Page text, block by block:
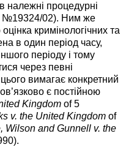
належні процедурні
№19324/02). Ним же
кримінологічних та
в один період часу,
періоду і тому
через певні
вимагає конкретний
є постійною
Kingdom of 5
v. the United Kingdom of
Wilson and Gunnell v. the